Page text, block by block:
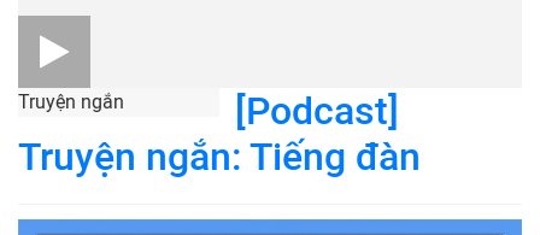
Truyện ngắn
Truyện ngắn: Tiếng đàn